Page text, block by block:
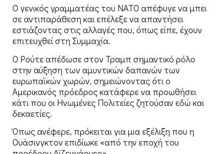
Ο γενικός γραμματέας του ΝΑΤΟ απέφυγε να μπει
σε αντιπαράθεση και επέλεξε να απαντήσει
εστιάζοντας στις αλλαγές που, όπως είπε, έχουν
επιτευχθεί στη Συμμαχία.
Ο Ρούτε απέδωσε στον Τραμπ σημαντικό ρόλο
στην αύξηση των αμυντικών δαπανών των
ευρωπαϊκών χωρών, σημειώνοντας ότι ο
Αμερικανός πρόεδρος κατάφερε να προωθήσει
κάτι που οι Ηνωμένες Πολιτείες ζητούσαν εδώ και
δεκαετίες.
Όπως ανέφερε, πρόκειται για μια εξέλιξη που η
Ουάσινγκτον επιδίωκε «από την εποχή του